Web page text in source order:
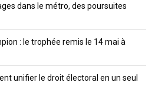
dans le métro, des poursuites
: le trophée remis le 14 mai à
unifier le droit électoral en un seul